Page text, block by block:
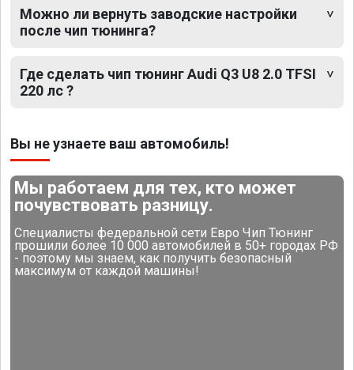
Можно ли вернуть заводские настройки
после чип тюнинга?
Где сделать чип тюнинг Audi Q3 U8 2.0 TFSI
220 лс ?
Вы не узнаете ваш автомобиль!
Мы работаем для тех, кто может
почувствовать разницу.
Специалисты федеральной сети Евро Чип Тюнинг
прошили более 10 000 автомобилей в 50+ городах РФ
- поэтому мы знаем, как получить безопасный
максимум от каждой машины!